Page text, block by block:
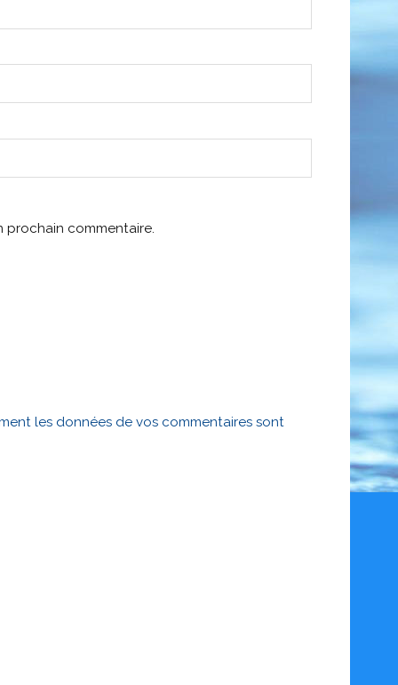
prochain commentaire.
les données de vos commentaires sont